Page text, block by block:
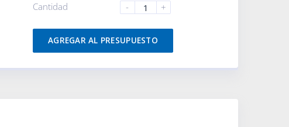
Cantidad - +
AGREGAR AL PRESUPUESTO